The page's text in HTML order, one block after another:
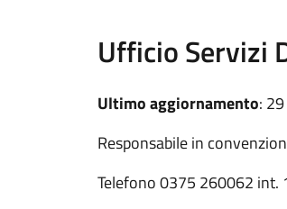
Ufficio Servizi
Ultimo aggiornamento:
Responsabile in
Telefono 0375 260062 int.